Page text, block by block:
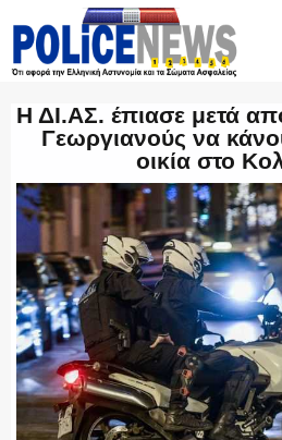
ΤΡΟΧΑΙΑ
ΟΜΑΔΑ “Ζ”
ΕΚΑΜ
Η ΔΙ.ΑΣ. έπιασε μετά
Γεωργιανούς να
οικία στο